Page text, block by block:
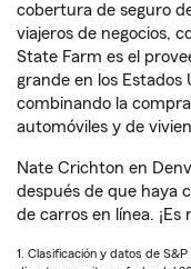
cobertura de seguro
viajeros de negocios,
State Farm es el
grande en los Estados
combinando la
automóviles y de
Nate Crichton en
después de que haya
de carros en línea. ¡Es
1. Clasificación y datos de